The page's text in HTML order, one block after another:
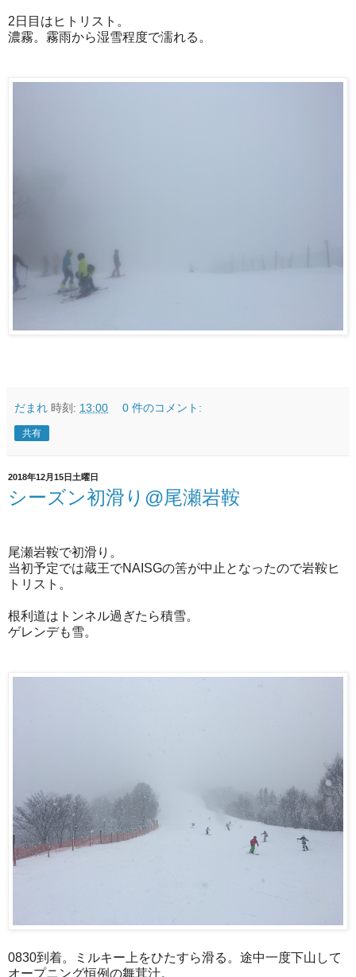
2日目はヒトリスト。
濃霧。霧雨から湿雪程度で濡れる。
だまれ 時刻: 13:00 0 件のコメント:
共有
2018年12月15日土曜日
シーズン初滑り@尾瀬岩鞍
尾瀬岩鞍で初滑り。
当初予定では蔵王でNAISGの筈が中止となったので岩鞍ヒ
トリスト。
根利道はトンネル過ぎたら積雪。
ゲレンデも雪。
0830到着。ミルキー上をひたすら滑る。途中一度下山して
オープニング恒例の舞茸汁。